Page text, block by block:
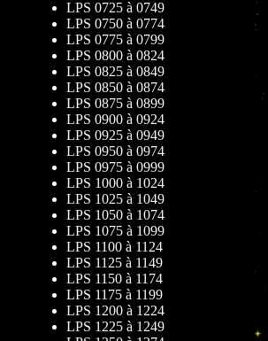
LPS 0725 à 0749
LPS 0750 à 0774
LPS 0775 à 0799
LPS 0800 à 0824
LPS 0825 à 0849
LPS 0850 à 0874
LPS 0875 à 0899
LPS 0900 à 0924
LPS 0925 à 0949
LPS 0950 à 0974
LPS 0975 à 0999
LPS 1000 à 1024
LPS 1025 à 1049
LPS 1050 à 1074
LPS 1075 à 1099
LPS 1100 à 1124
LPS 1125 à 1149
LPS 1150 à 1174
LPS 1175 à 1199
LPS 1200 à 1224
LPS 1225 à 1249